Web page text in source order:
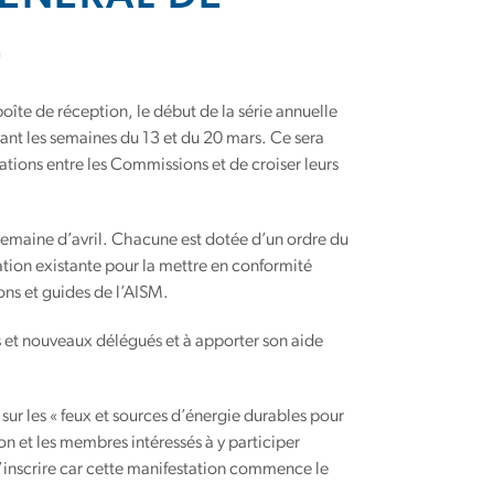
de réception, le début de la série annuelle
les semaines du 13 et du 20 mars. Ce sera
entre les Commissions et de croiser leurs
d’avril. Chacune est dotée d’un ordre du
existante pour la mettre en conformité
et guides de l’AISM.
nouveaux délégués et à apporter son aide
les « feux et sources d’énergie durables pour
et les membres intéressés à y participer
car cette manifestation commence le